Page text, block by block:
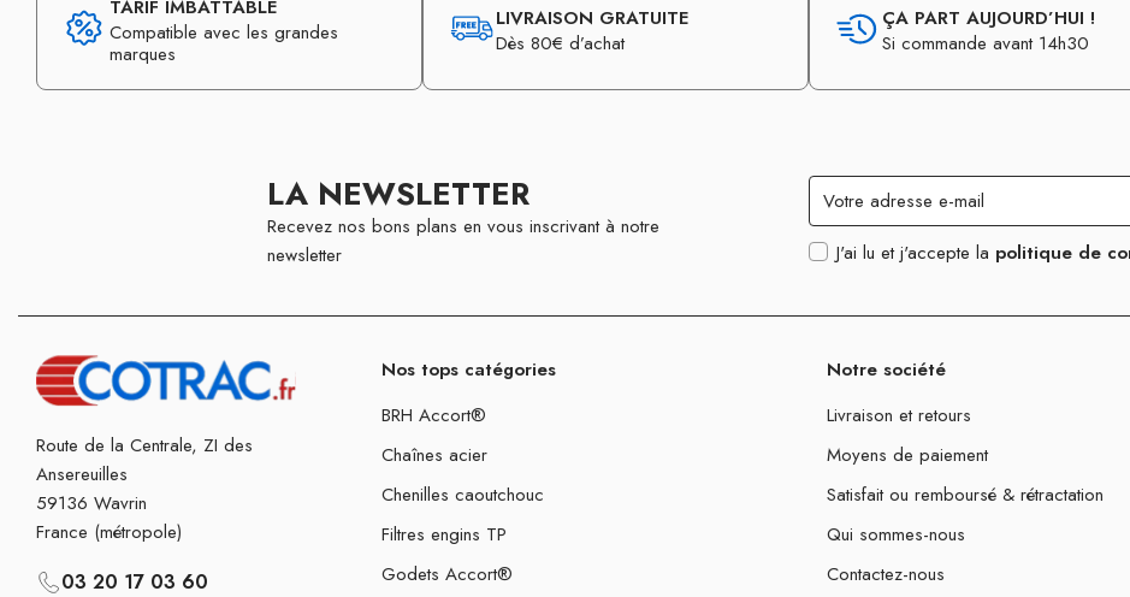
TARIF IMBATTABLE
Compatible avec les grandes
marques
LIVRAISON GRATUITE
Dès 80€ d’achat
ÇA PART AUJOURD’HUI !
Si commande avant 14h30
LA NEWSLETTER
Recevez nos bons plans en vous inscrivant à notre
newsletter
J'ai lu et j'accepte la politique de
Route de la Centrale, ZI des
Ansereuilles
59136 Wavrin
France (métropole)
03 20 17 03 60
Nos tops catégories
BRH Accort®
Chaînes acier
Chenilles caoutchouc
Filtres engins TP
Godets Accort®
Notre société
Livraison et retours
Moyens de paiement
Satisfait ou remboursé & rétractation
Qui sommes-nous
Contactez-nous